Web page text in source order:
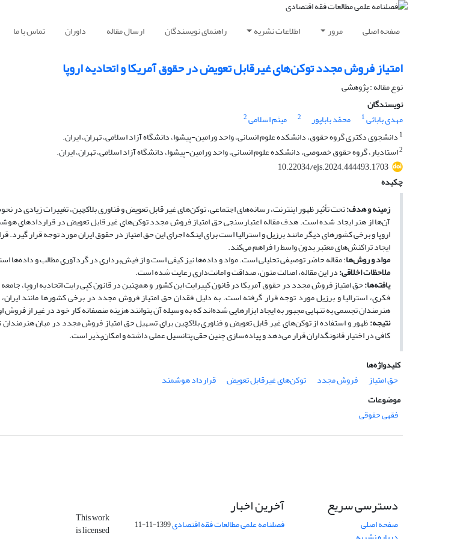
صفحه اصلی مرور اطلاعات نشریه راهنمای نویسندگان ارسال مقاله داوران تماس با ما
امتیاز فروش مجدد توکن‌های غیرقابل تعویض در حقوق آمریکا و اتحادیه اروپا
نوع مقاله : پژوهشی
نویسندگان
مهدی بابائی1 محمّد باباپور 2 میثم اسلامی2
1 دانشجوی دکتری گروه حقوق، دانشکده علوم انسانی، واحد ورامین-پیشوا، دانشگاه آزاد اسلامی، تهران، ایران.
2استادیار، گروه حقوق خصوصی، دانشکده علوم انسانی، واحد ورامین-پیشوا، دانشگاه آزاد اسلامی، تهران، ایران.
10.22034/ejs.2024.444493.1703
چکیده
زمینه و هدف:تحت تأثیر ظهور اینترنت، رسانه‌های اجتماعی، توکن‌های غیر قابل تعویض و فناوری بلاک­چین، تغییرات زیادی در
آن‌ها از هنر ایجاد شده است. هدف مقاله اعتبارسنجی حق امتیاز فروش مجدد توکن‌های غیر قابل تعویض در قراردادهای
اروپا و برخی کشورهای دیگر مانند برزیل و استرالیا است برای اینکه اجرای این حق امتیاز در حقوق ایران مورد توجه قرار گیرد.
ایجاد تراکنش‌های معتبر بدون واسط را فراهم می‌کند.
مواد و روش‌ها: مقاله حاضر توصیفی تحلیلی است. مواد و داده‌ها نیز کیفی است و از فیش‌برداری در گردآوری مطالب و داده‌ها
ملاحظات اخلاقی:در این مقاله، اصالت متون، صداقت و امانت‌داری رعایت شده است.
یافته‌ها:حق امتیاز فروش مجدد در حقوق آمریکا در قانون کپی­رایت این کشور و همچنین در قانون کپی­ رایت اتحادیه اروپا،
فکری، استرالیا و برزیل مورد توجه قرار گرفته است.به ­دلیل فقدان حق امتیاز فروش مجدد در برخی کشورها مانند
هنرمندان تجسمی به تنهایی مجبور به ایجاد ابزارهایی شده‌اند که به وسیله آن بتوانند هزینه منصفانه کار خود در غیر از فروش
نتیجه:ظهور و استفاده از توکن‌های غیر قابل تعویض و فناوری بلاک­چین برای تسهیل حق امتیاز فروش مجدد در میان
کافی در اختیار قانون­گداران قرار می‌دهد و پیاده‌سازی چنین حقی پتانسیل عملی داشته و امکان‌پذیر است.
کلیدواژه‌ها
حق امتیاز
فروش مجدد توکن‌های غیرقابل تعویض
قرارداد هوشمند
موضوعات
فقهی حقوقی
دسترسی سریع
صفحه اصلی
آخرین اخبار
فصلنامه علمی مطالعات فقه اقتصادی1399-11-11
This work
is licensed